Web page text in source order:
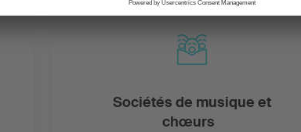
Sociétés de musique et
chœurs